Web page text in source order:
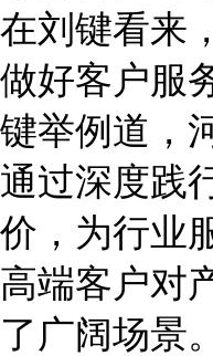
在刘键看来
做好客户服
键举例道，
通过深度践
价，为行业
高端客户对
了广阔场景